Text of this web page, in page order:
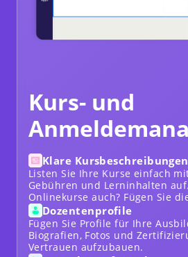
Kurs- und
Klare Kursbeschreibungen
Listen Sie Ihre Kurse einfach
Gebühren und Lerninhalten
Onlinekurse auch? Fügen Sie
Dozentenprofile
Fügen Sie Profile für Ihre
Biografien, Fotos und
Vertrauen aufzubauen.